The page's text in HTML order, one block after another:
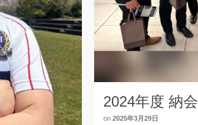
2024年度 納会
on 2025年3月29日